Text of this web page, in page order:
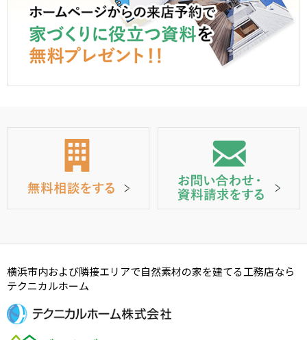
横浜市内および隣接エリアで自然素材の家を建てる工務店なら
テクニカルホーム